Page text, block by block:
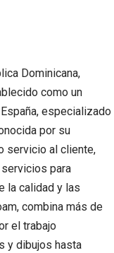
Dominicana,
como un
especializado
por su
servicio al cliente,
para
la calidad y las
combina más de
el trabajo
y dibujos hasta